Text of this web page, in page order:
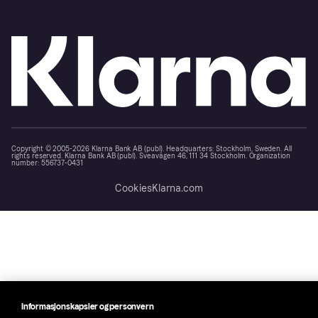
Copyright © 2005-2026 Klarna Bank AB (publ). Headquarters: Stockholm, Sweden. All
rights reserved. Klarna Bank AB (publ). Sveavägen 46, 111 34 Stockholm. Organization
number: 556737-0431
CookiesKlarna.com
Informasjonskapsler og personvern